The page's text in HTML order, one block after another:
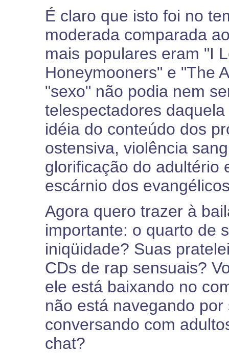
É claro que isto foi no
moderada comparada
mais populares eram "I
Honeymooners" e "The
"sexo" não podia nem
telespectadores
idéia do conteúdo dos
ostensiva, violência
glorificação do adultério
escárnio dos
Agora quero trazer à
importante: o quarto de
iniqüidade? Suas
CDs de rap sensuais?
ele está baixando no
não está navegando
conversando com
chat?